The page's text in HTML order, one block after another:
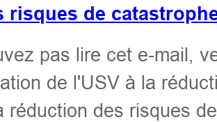
risques de
pas lire cet e-mail,
de l'USV à la
réduction des risques